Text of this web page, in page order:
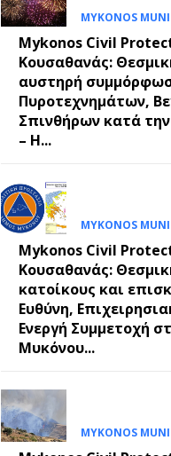
MYKONOS
Mykonos Civil
Κουσαθανάς:
αυστηρή
Πυροτεχνημάτων,
Σπινθήρων κατά
– Η...
MYKONOS
Mykonos Civil
Κουσαθανάς:
κατοίκους και
Ευθύνη,
Ενεργή Συμμετοχή
Μυκόνου...
MYKONOS